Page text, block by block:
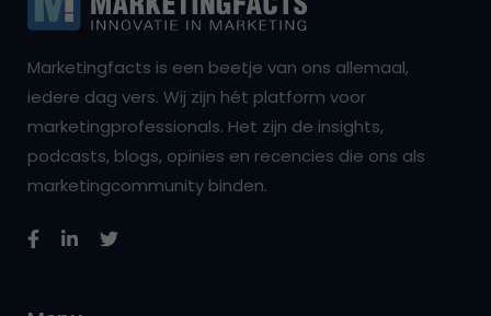
Marketingfacts is een beetje van ons allemaal,
iedere dag vers. Wij zijn hét platform voor
marketingprofessionals. Het zijn de insights,
podcasts, blogs, opinies en recencies die ons als
marketingcommunity binden.